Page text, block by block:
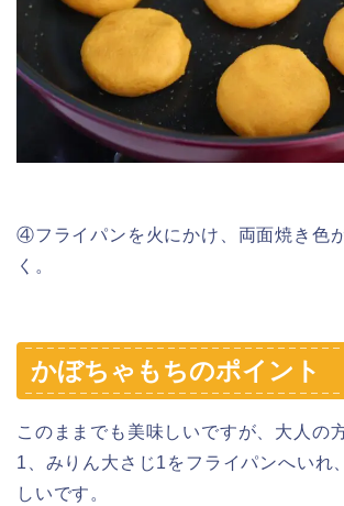
④フライパンを火にかけ、両面焼き色
く。
かぼちゃもちのポイント
このままでも美味しいですが、大人の
1、みりん大さじ1をフライパンへいれ
しいです。